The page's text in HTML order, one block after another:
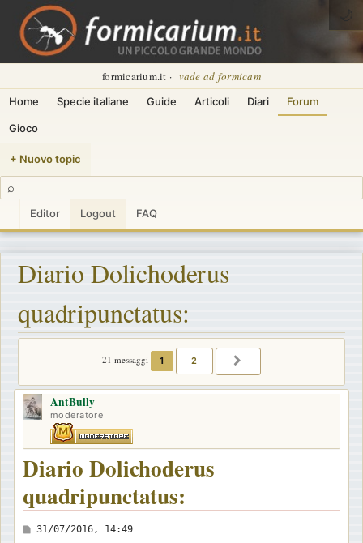
formicarium.it · vade ad formicam
Home Specie italiane Guide Articoli Diari Forum
Gioco
+ Nuovo topic
⌕
Editor Logout FAQ
🌙
Diario Dolichoderus
quadripunctatus:
21 messaggi 1 2
AntBully
moderatore
Diario Dolichoderus
quadripunctatus:
M
31/07/2016, 14:49